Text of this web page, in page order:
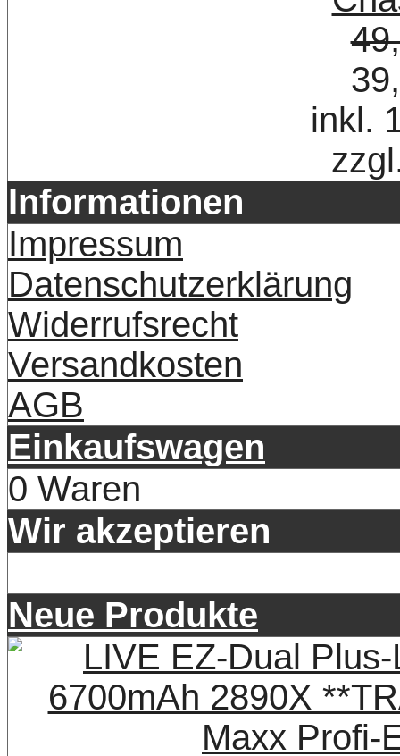
inkl.
Informationen
Impressum
Datenschutzerklärung
Widerrufsrecht
Versandkosten
AGB
Einkaufswagen
0 Waren
Wir akzeptieren
Neue Produkte